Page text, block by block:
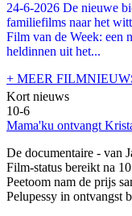
24-6-2026 De nieuwe
familiefilms naar het
Film van de Week: een
heldinnen uit het...
+ MEER
Kort nieuws
10-6
Mama'ku ontvangt
De documentaire - van
Film-status bereikt na
Peetoom nam de prijs
Pelupessy in ontvangst